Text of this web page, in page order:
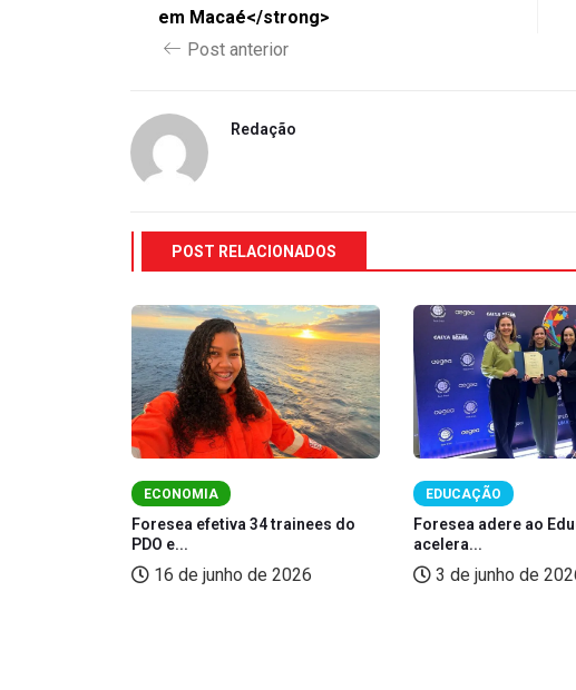
em Macaé</strong>
Post anterior
Redação
POST RELACIONADOS
ECONOMIA
Foresea efetiva 34 trainees do
PDO e...
16 de junho de 2026
EDUCAÇÃO
Foresea adere ao
acelera...
3 de junho de